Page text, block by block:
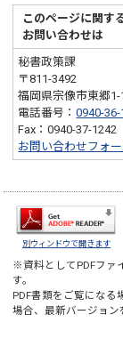
このページに関す
お問い合わせは
秘書政策課
〒811-3492
福岡県宗像市東郷1-
電話番号：0940-36-
Fax：0940-37-1242
お問い合わせフォ
別ウィンドウで開きます
※資料としてPDFファ
す。
PDF書類をご覧になる
場合、最新バージョン